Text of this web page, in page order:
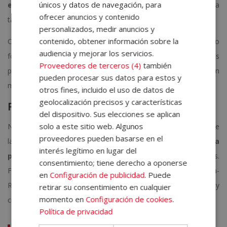
estrategia de doble beneficio: ellos crecen, y la empresa
también.
Crea planes de desarrollo individualizados, ofrece cursos o
fomenta el aprendizaje transversal entre departamentos. Las
personas que sienten que aprenden algo nuevo cada día son
más proactivas, creativas y comprometidas.
Promueve un clima laboral positivo
Nadie se motiva en un entorno hostil o tenso. El ambiente
laboralinfluye directamente en la actitud, la
productividad y la salud emocional
de los empleados.
Fomenta la colaboración frente a la competencia interna-
Refuerza los valores de respeto, empatía y trabajo en equipo, y
crea espacios para la desconexión.
únicos y datos de navegación, para
ofrecer anuncios y contenido
personalizados, medir anuncios y
contenido, obtener información sobre la
audiencia y mejorar los servicios.
Proveedores de terceros (4) también
pueden procesar sus datos para estos y
otros fines, incluido el uso de datos de
geolocalización precisos y características
del dispositivo. Sus elecciones se aplican
solo a este sitio web. Algunos
proveedores pueden basarse en el
interés legítimo en lugar del
consentimiento; tiene derecho a oponerse
enConfiguración de publicidad. Puede
retirar su consentimiento en cualquier
momento enConfiguración de cookies.
Política de privacidad